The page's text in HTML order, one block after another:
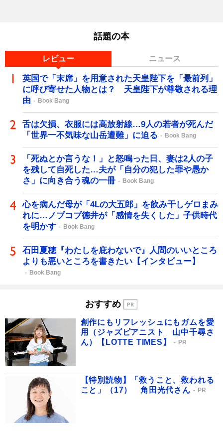
話題の本
レビュー ニュース
英国で「末席」を用意された天皇陛下を「最前列」
に呼び寄せた人物とは？ 天皇陛下が尊敬される理
由
Book Bang
舌は欠損、衣服には高放射線…9人の若者が死んだ
「世界一不気味な山岳遭難」に迫る
Book Bang
「死ぬとか言うな！」と怒鳴った日、妻は2人の子
を残して自死した…夫が「自分の犯した罪や愚か
さ」に向き合う魂の一冊
Book Bang
心を病んだ母が「4Lの大五郎」を飲み干しゲロまみ
れに…ノブコブ徳井が「感情を失くした」子供時代
を明かす
Book Bang
石田夏穂『わたしを庇わないで』人間のいいところ
よりも悪いところを書きたい【インタビュー】
Book Bang
おすすめ
創作にもリフレッシュにもガムを愛
用（ジャズピアニスト 山中千尋さ
ん）【LOTTE TIMES】
PR
【特別読物】「救うこと、救われる
こと」（17） 角田光代さん
PR